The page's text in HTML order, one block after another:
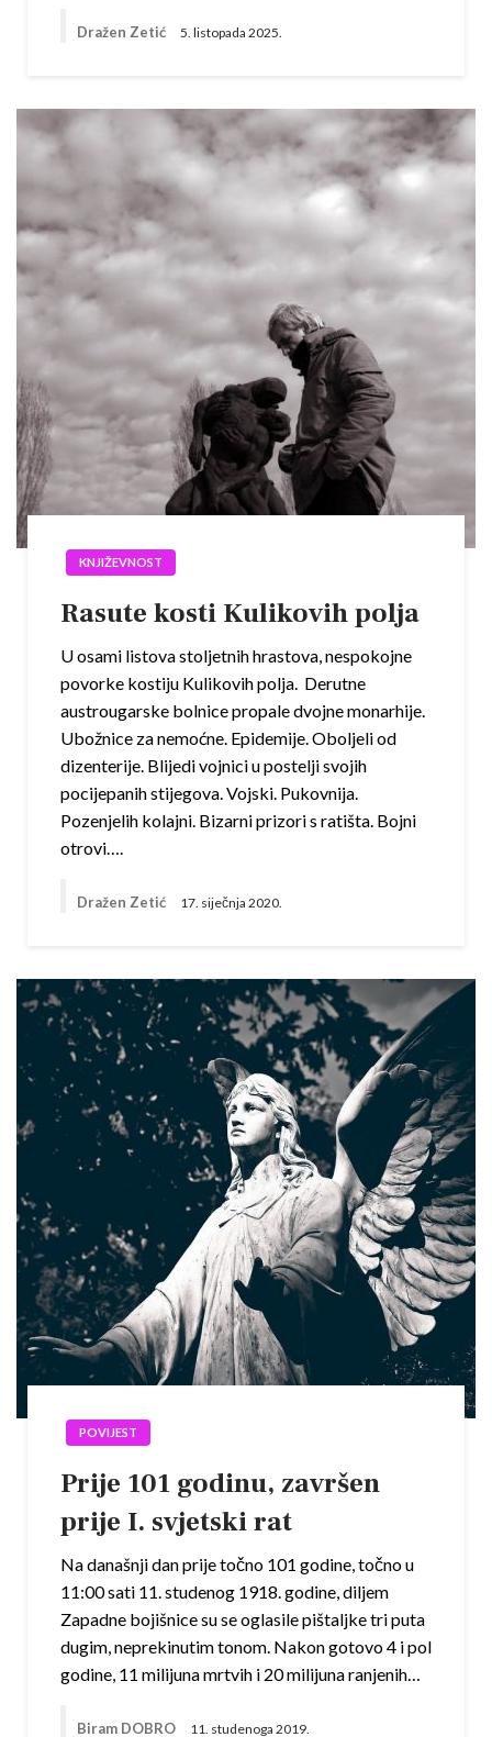
Dražen Zetić 5. listopada 2025.
KNJIŽEVNOST
Rasute kosti Kulikovih polja
U osami listova stoljetnih hrastova, nespokojne
povorke kostiju Kulikovih polja. Derutne
austrougarske bolnice propale dvojne monarhije.
Ubožnice za nemoćne. Epidemije. Oboljeli od
dizenterije. Blijedi vojnici u postelji svojih
pocijepanih stijegova. Vojski. Pukovnija.
Pozenjelih kolajni. Bizarni prizori s ratišta. Bojni
otrovi….
Dražen Zetić 17. siječnja 2020.
POVIJEST
Prije 101 godinu, završen
prije I. svjetski rat
Na današnji dan prije točno 101 godine, točno u
11:00 sati 11. studenog 1918. godine, diljem
Zapadne bojišnice su se oglasile pištaljke tri puta
dugim, neprekinutim tonom. Nakon gotovo 4 i pol
godine, 11 milijuna mrtvih i 20 milijuna ranjenih…
Biram DOBRO 11. studenoga 2019.